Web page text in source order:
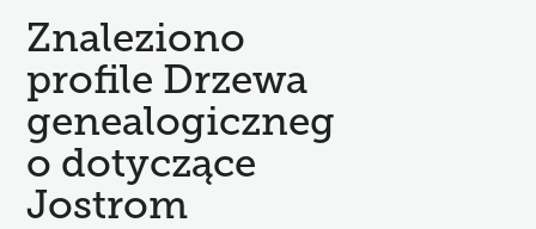
Znaleziono
profile Drzewa
genealogiczneg
o dotyczące
Jostrom